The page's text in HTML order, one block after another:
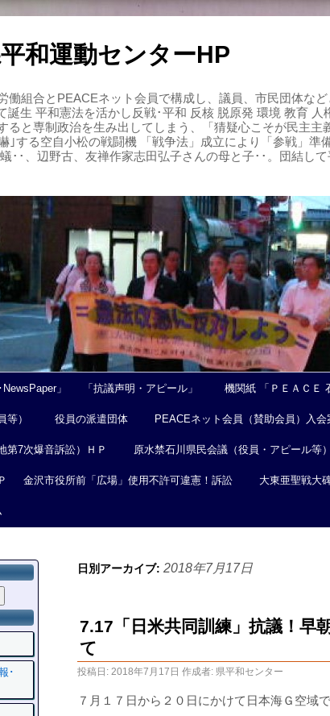
和運動センターHP
働組合とPEACEネット会員で構成し、議員、市民団体な
誕生 平和憲法を活かし反戦･平和 反核 脱原発 環境 教育
ると専制政治を生み出してしまう、「猜疑心こそが民主
｣する空自小松の戦闘機 「戦争法」成立により「参戦」準
･･、辺野古、友禅作家志田弘子さんの母と子･･。団結し
」 「抗議声明・アピール」 機関紙 「ＰＥＡＣＥ
） 役員の派遣団体 PEACEネット会員（賛助会員）入会
第7次爆音訴訟）ＨＰ 原水禁石川県民会議（役員・アピール等）
金沢市役所前「広場」使用不許可違憲！訴訟 大東亜聖戦大
日別アーカイブ: 2018年7月17日
7.17「日米共同訓練」抗議！
て
投稿日: 2018年7月17日 作成者: 県平和センター
７月１７日から２０日にかけて日本海Ｇ空域
･